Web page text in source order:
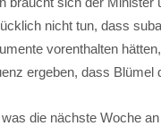
nicht tun, dass
vorenthalten
ergeben, dass
die nächste Woche